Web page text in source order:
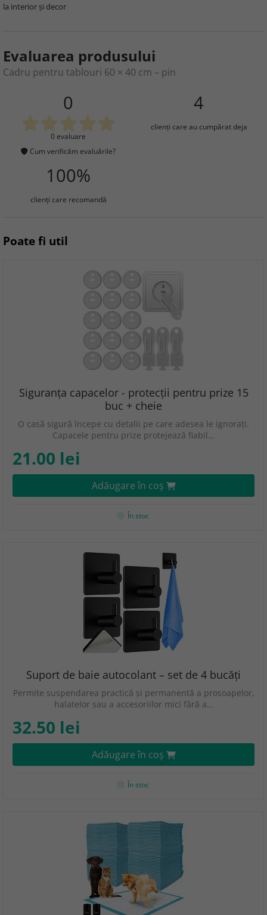
la interior și decor
Evaluarea produsului
Cadru pentru tablouri 60 × 40 cm – pin
0
0 evaluare
Cum verificăm evaluările?
4
clienţi care au cumpărat deja
100%
clienţi care recomandă
Poate fi util
Siguranța capacelor - protecții pentru prize 15
buc + cheie
O casă sigură începe cu detalii pe care adesea le ignorați.
Capacele pentru prize protejează fiabil…
21.00 lei
Adăugare în coş
În stoc
Suport de baie autocolant – set de 4 bucăți
Permite suspendarea practică și permanentă a prosoapelor,
halatelor sau a accesoriilor mici fără a…
32.50 lei
Adăugare în coş
În stoc